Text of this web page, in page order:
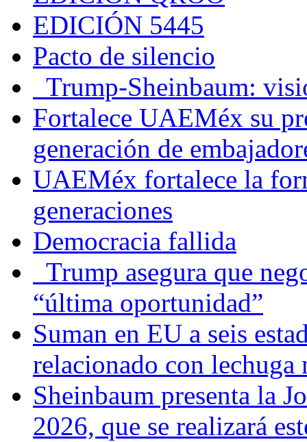
EDICIÓN 5445
Pacto de silencio
Trump-Sheinbaum:
Fortalece UAEMéx su
generación de
UAEMéx fortalece la
generaciones
Democracia fallida
Trump asegura que
“última oportunidad”
Suman en EU a seis
relacionado con lechuga
Sheinbaum presenta la
2026, que se realizará